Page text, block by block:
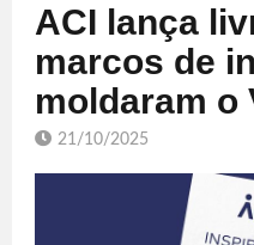
ACI lança
marcos de
moldaram o
21/10/2025